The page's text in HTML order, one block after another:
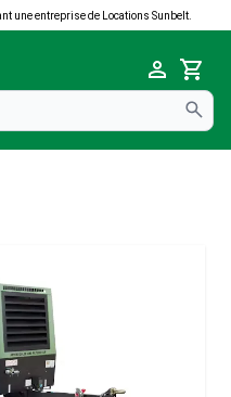
une entreprise de Locations Sunbelt.
Cart